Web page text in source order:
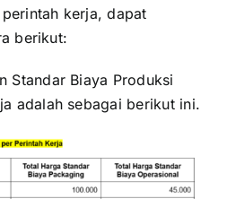
kerja, dapat
berikut:
Standar Biaya Produksi
adalah sebagai berikut ini.